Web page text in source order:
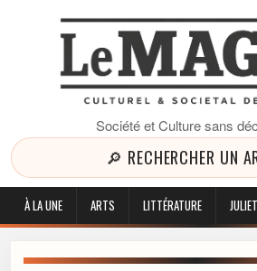
Société et Culture sans
🔎 RECHERCHER UN
À LA UNE ARTS LITTÉRATURE